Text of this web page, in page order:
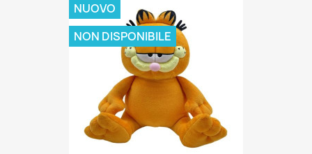
NUOVO
NON DISPONIBILE